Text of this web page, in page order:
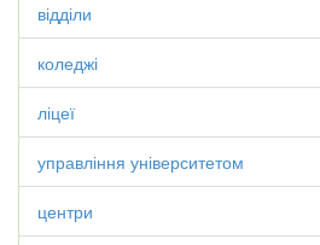
відділи
коледжі
ліцеї
управління університетом
центри